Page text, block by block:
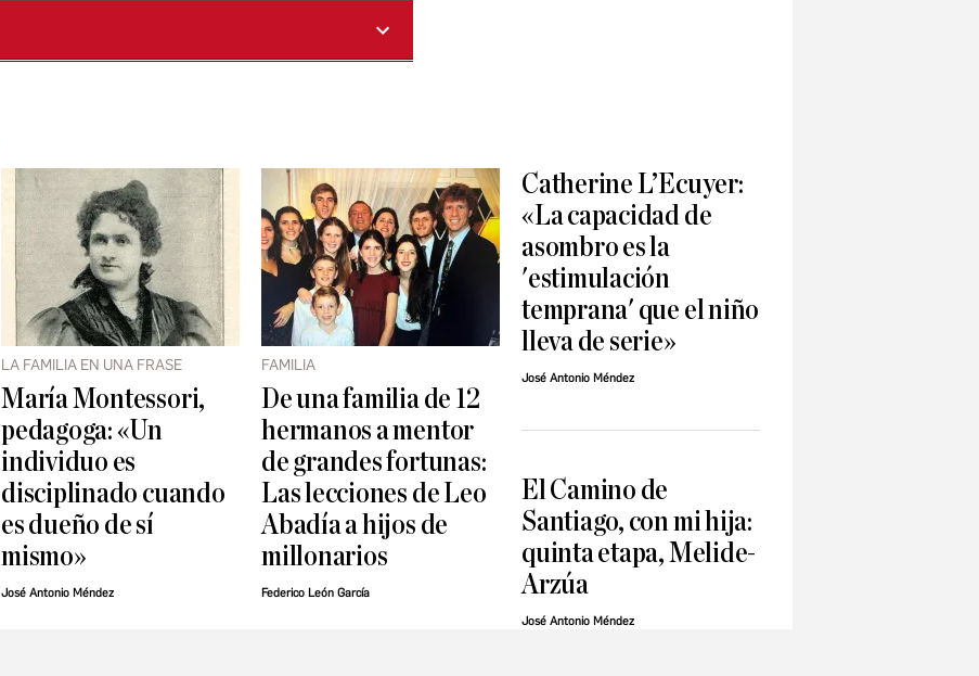
LA FAMILIA EN UNA FRASE
María Montessori,
pedagoga: «Un
individuo es
disciplinado cuando
es dueño de sí
mismo»
José Antonio Méndez
FAMILIA
De una familia de 12
hermanos a mentor
de grandes fortunas:
Las lecciones de Leo
Abadía a hijos de
millonarios
Federico León García
Catherine L’Ecuyer:
«La capacidad de
asombro es la
'estimulación
temprana' que el niño
lleva de serie»
José Antonio Méndez
El Camino de
Santiago, con mi hija:
quinta etapa, Melide-
Arzúa
José Antonio Méndez